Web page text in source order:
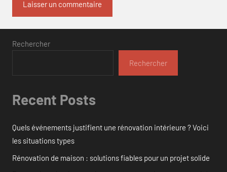
Rechercher
Rechercher
Recent Posts
Quels événements justifient une rénovation intérieure ? Voici
les situations types
Rénovation de maison : solutions fiables pour un projet solide